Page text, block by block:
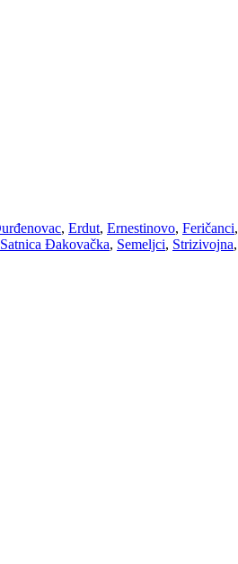
, Erdut, Ernestinovo, Feričanci,
Satnica Đakovačka, Semeljci, Strizivojna,